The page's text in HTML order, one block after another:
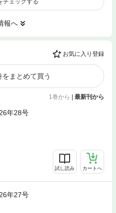
チェックする
報へ
お気に入り登録
をまとめて買う
1巻から 最新刊から
年28号
試し読み カートへ
年27号